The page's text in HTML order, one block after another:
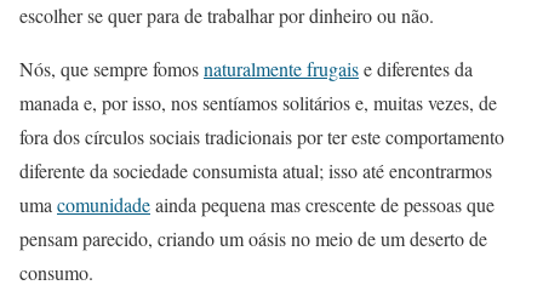
escolher se quer para de trabalhar por dinheiro ou não.
Nós, que sempre fomosnaturalmente frugaise diferentes da
manada e, por isso, nos sentíamos solitários e, muitas vezes, de
fora dos círculos sociais tradicionais por ter este comportamento
diferente da sociedade consumista atual; isso até encontrarmos
uma comunidadeainda pequena mas crescente de pessoas que
pensam parecido, criando um oásis no meio de um deserto de
consumo.